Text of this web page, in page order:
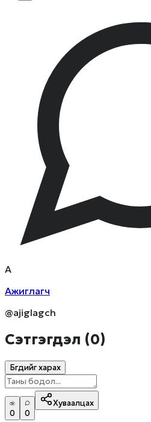
А
Ажиглагч
@ajiglagch
Сэтгэгдэл (0)
Бүгдийг харах
0 0
Хуваалцах